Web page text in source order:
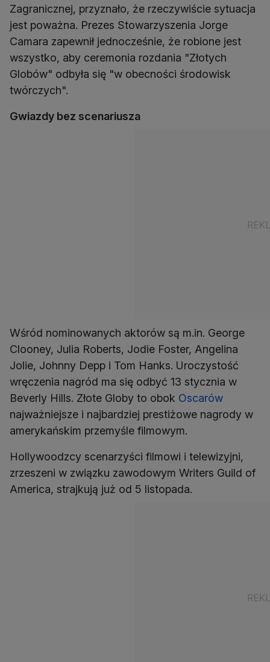
Zagranicznej, przyznało, że rzeczywiście sytuacja
jest poważna. Prezes Stowarzyszenia Jorge
Camara zapewnił jednocześnie, że robione jest
wszystko, aby ceremonia rozdania "Złotych
Globów" odbyła się "w obecności środowisk
twórczych".
Gwiazdy bez scenariusza
Wśród nominowanych aktorów są m.in. George
Clooney, Julia Roberts, Jodie Foster, Angelina
Jolie, Johnny Depp i Tom Hanks. Uroczystość
wręczenia nagród ma się odbyć 13 stycznia w
Beverly Hills. Złote Globy to obok Oscarów
najważniejsze i najbardziej prestiżowe nagrody w
amerykańskim przemyśle filmowym.
Hollywoodzcy scenarzyści filmowi i telewizyjni,
zrzeszeni w związku zawodowym Writers Guild of
America, strajkują już od 5 listopada.